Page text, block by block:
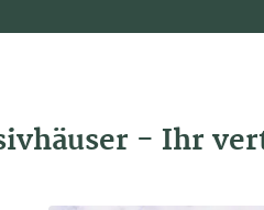
- Ihr